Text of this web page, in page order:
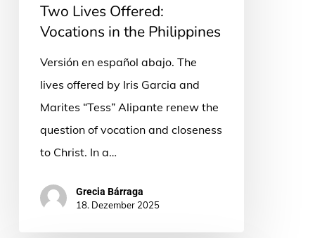
Two Lives Offered:
Vocations in the Philippines
Versión en español abajo. The
lives offered by Iris Garcia and
Marites “Tess” Alipante renew the
question of vocation and closeness
to Christ. In a…
Grecia Bárraga
18. Dezember 2025